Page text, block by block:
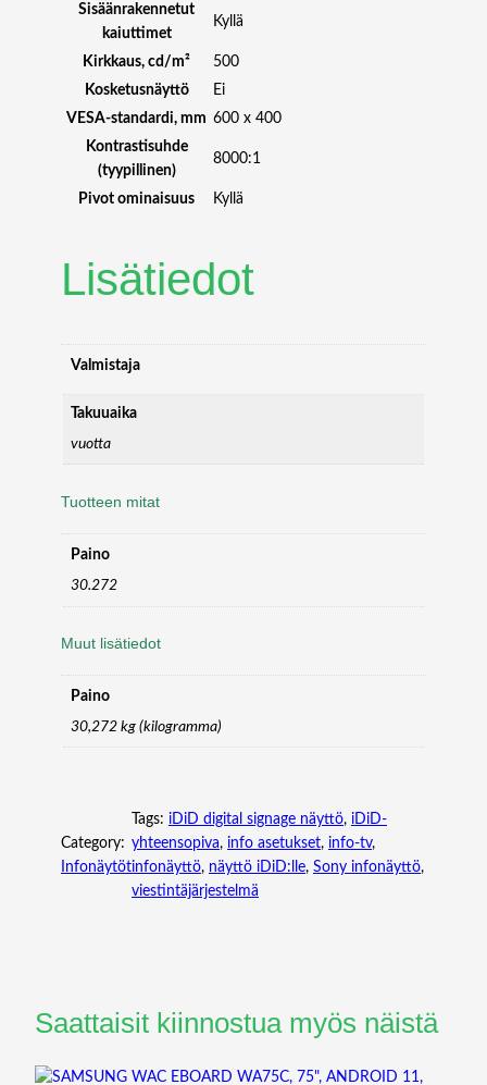
Sisäänrakennetut
kaiuttimet
Kyllä
Kirkkaus, cd/m²
500
Kosketusnäyttö
Ei
VESA-standardi, mm 600 x 400
Kontrastisuhde
(tyypillinen)
8000:1
Pivot ominaisuus Kyllä
Lisätiedot
Valmistaja
Takuuaika
vuotta
Tuotteen mitat
Paino
30.272
Muut lisätiedot
Paino
30,272 kg (kilogramma)
Category:
Infonäytöt
Tags: iDiD digital signage näyttö, iDiD-
yhteensopiva, info asetukset, info-tv
infonäyttö, näyttö iDiD:lle, Sony infonäyttö
viestintäjärjestelmä
Saattaisit kiinnostua myös näistä